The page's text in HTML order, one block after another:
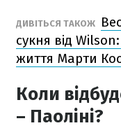
ДИВІТЬСЯ ТАКОЖ
сукня від
життя Марти
Коли
– Паоліні?